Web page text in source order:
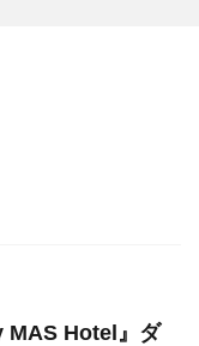
MAS Hotel』ダ